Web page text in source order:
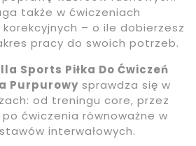
także w ćwiczeniach
– o ile dobierzesz
pracy do swoich potrzeb.
Sports Piłka Do Ćwiczeń
Purpurowy sprawdza się w
od treningu core, przez
ćwiczenia równoważne w
interwałowych.